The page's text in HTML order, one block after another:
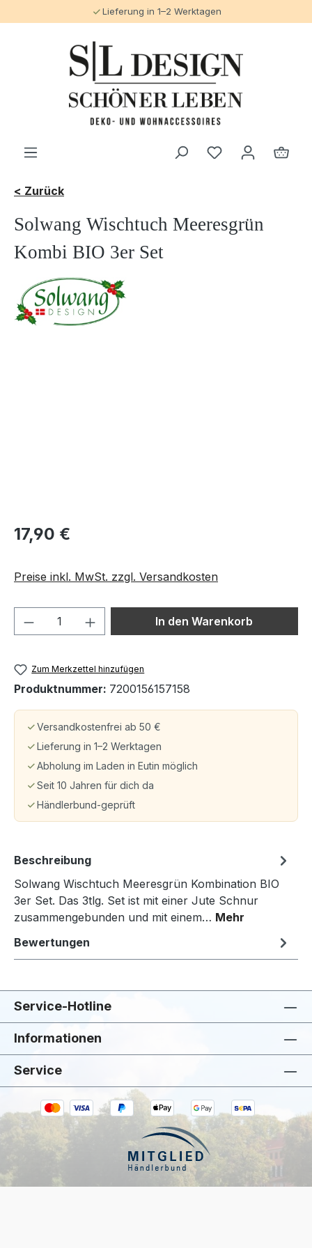
Lieferung in 1–2 Werktagen
< Zurück
Solwang Wischtuch Meeresgrün
Kombi BIO 3er Set
17,90 €
Preise inkl. MwSt. zzgl. Versandkosten
Produkt Anzahl: Gib denIn den Warenkorb
Zum Merkzettel hinzufügen
Produktnummer: 7200156157158
Versandkostenfrei ab 50 €
Lieferung in 1–2 Werktagen
Abholung im Laden in Eutin möglich
Seit 10 Jahren für dich da
Händlerbund-geprüft
Beschreibung
Solwang Wischtuch Meeresgrün Kombination BIO
3er Set. Das 3tlg. Set ist mit einer Jute Schnur
zusammengebunden und mit einem… Mehr
Bewertungen
Service-Hotline
Informationen
Service